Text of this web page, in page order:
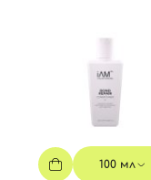
100 мл
Вхід
Номер телефону